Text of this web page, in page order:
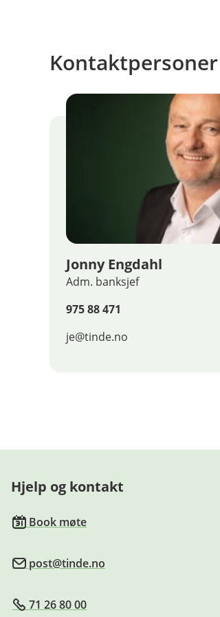
Kontaktpersoner
Jonny Engdahl
Adm. banksjef
975 88 471
je@tinde.no
Hjelp og kontakt
Book møte
post@tinde.no
71 26 80 00